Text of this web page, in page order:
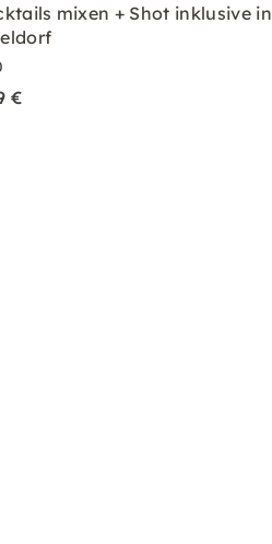
mixen + Shot inklusive in
€